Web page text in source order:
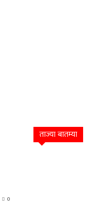
0
ताज्या बातम्या